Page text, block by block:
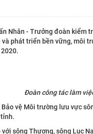
Nhân - Trưởng đoàn kiểm
phát triển bền vững, môi
Đoàn công tác làm
vệ Môi trường lưu vực
sông Thương, sông Lục